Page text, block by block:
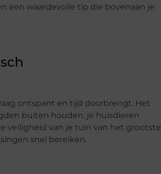
een waardevolle tip die bovenaan je
ontspant en tijd doorbrengt. Het
buiten houden, je huisdieren
veiligheid van je tuin van het grootste
snel bereiken.